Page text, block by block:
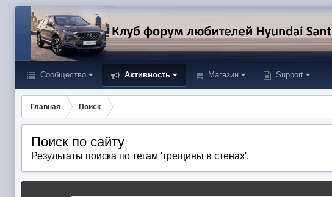
Сообщество Активность Магазин Support
Главная Поиск
Поиск по сайту
Результаты поиска по тегам 'трещины в стенах'.